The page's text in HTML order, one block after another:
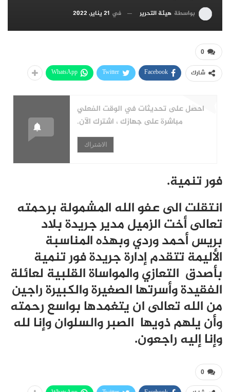
بواسطة هيئة التحرير في 21 يناير, 2022
0
شارك Facebook
Twitter
WhatsApp
احصل على تحديثات في الوقت الفعلي
مباشرة على جهازك ، اشترك الآن.
الاشتراك
فور تنمية.
انتقلت الى عفو الله المشمولة برحمته
تعالى أخت الزميل مدير جريدة بلاد
بريس أحمد وردي وبهذه المناسبة
الأليمة تتقدم إدارة جريدة فور تنمية
بأصدق التعازي والمواساة القلبية لعائلة
الفقيدة وأسرتها الصغيرة والكبيرة راجين
من الله تعالى ان يتغمدها بواسع رحمته
وأن يلهم ذويها الصبر والسلوان وإنا لله
وإنا إليه راجعون.
0